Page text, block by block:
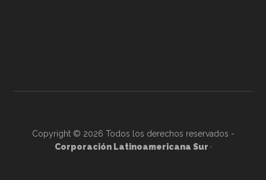
Copyright © 2026 Todos los derechos reservados -
Corporación Latinoamericana Sur ·